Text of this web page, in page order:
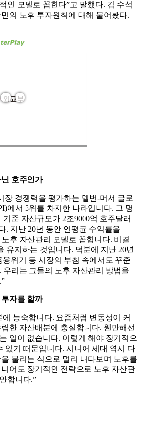
인 모델로 꼽힌다”고 말했다. 김 수석
의 노후 투자원칙에 대해 물어봤다.
호주인가
장 경쟁력을 평가하는 멜번-머서 글로
에서 3위를 차지한 나라입니다. 그 명
기준 자산규모가 2조9000억 호주달러
. 지난 20년 동안 연평균 수익률을
후 자산관리 모델로 꼽힙니다. 비결
유지하는 것입니다. 덕분에 지난 20년
위기 등 시장의 부침 속에서도 꾸준
우리는 그들의 노후 자산관리 방법을
자를 할까
능숙합니다. 요즘처럼 변동성이 커
한 자산배분에 충실합니다. 웬만해선
일이 없습니다. 이렇게 해야 장기적으
있기 때문입니다. 시니어 세대 역시 다
불리는 식으로 멀리 내다보며 노후를
어도 장기적인 전략으로 노후 자산관
합니다.”